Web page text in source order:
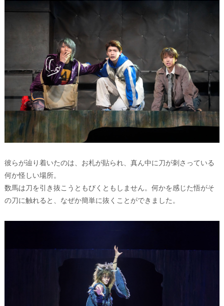
彼らが辿り着いたのは、お札が貼られ、真ん中に刀が刺さっている
何か怪しい場所。
数馬は刀を引き抜こうともびくともしません。何かを感じた悟がそ
の刀に触れると、なぜか簡単に抜くことができました。